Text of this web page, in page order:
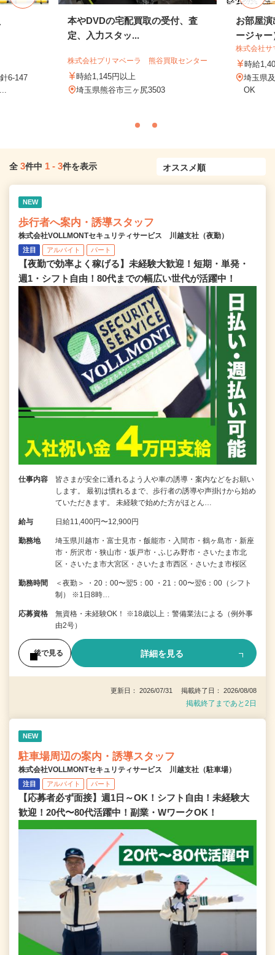
6-147
本やDVDの宅配買取の受付、査
定、入力スタッ...
株式会社プリマベーラ 熊谷買取センター
時給1,145円以上
埼玉県熊谷市三ヶ尻3503
お部屋
ージャー
株式会社サ
時給
埼玉県
OK
全 3件中 1 - 3件を表示
NEW
歩行者へ案内・誘導スタッフ
株式会社VOLLMONTセキュリティサービス 川越支社（夜勤）
注目 アルバイト パート
【夜勤で効率よく稼げる】未経験大歓迎！短期・単発・
週1・シフト自由！80代までの幅広い世代が活躍中！
仕事内容
皆さまが安全に通れるよう人や車の誘導・案内などをお願い
します。 最初は慣れるまで、歩行者の誘導や声掛けから始め
ていただきます。 未経験で始めた方がほとん…
給与 日給11,400円〜12,900円
勤務地
埼玉県川越市・富士見市・飯能市・入間市・鶴ヶ島市・新座
市・所沢市・狭山市・坂戸市・ふじみ野市・さいたま市北
区・さいたま市大宮区・さいたま市西区・さいたま市桜区
勤務時間
＜夜勤＞ ・20：00〜翌5：00 ・21：00〜翌6：00（シフト
制） ※1日8時…
応募資格
無資格・未経験OK！ ※18歳以上：警備業法による（例外事
由2号）
後で見る 詳細を見る
更新日： 2026/07/31 掲載終了日： 2026/08/08
掲載終了まであと2日
NEW
駐車場周辺の案内・誘導スタッフ
株式会社VOLLMONTセキュリティサービス 川越支社（駐車場）
注目 アルバイト パート
【応募者必ず面接】週1日～OK！シフト自由！未経験大
歓迎！20代〜80代活躍中！副業・WワークOK！